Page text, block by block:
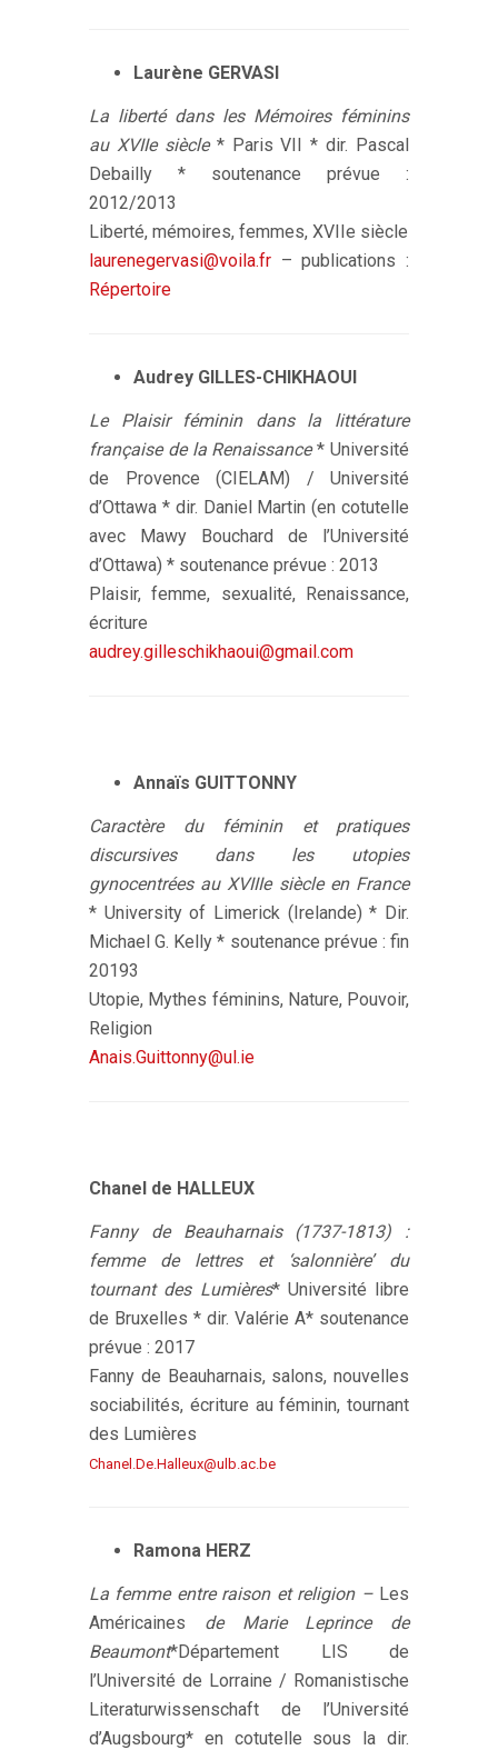
Laurène GERVASI
La liberté dans les Mémoires féminins
au XVIIe siècle * Paris VII * dir. Pascal
Debailly * soutenance prévue :
2012/2013
Liberté, mémoires, femmes, XVIIe siècle
laurenegervasi@voila.fr – publications :
Répertoire
Audrey GILLES-CHIKHAOUI
Le Plaisir féminin dans la littérature
française de la Renaissance* Université
de Provence (CIELAM) / Université
d’Ottawa * dir. Daniel Martin (en cotutelle
avec Mawy Bouchard de l’Université
d’Ottawa) * soutenance prévue : 2013
Plaisir, femme, sexualité, Renaissance,
écriture
audrey.gilleschikhaoui@gmail.com
Annaïs GUITTONNY
Caractère du féminin et pratiques
discursives dans les utopies
gynocentrées au XVIIIe siècle en France
* University of Limerick (Irelande) * Dir.
Michael G. Kelly * soutenance prévue : fin
20193
Utopie, Mythes féminins, Nature, Pouvoir,
Religion
Anais.Guittonny@ul.ie
Chanel de HALLEUX
Fanny de Beauharnais (1737-1813) :
femme de lettres et ‘salonnière’ du
tournant des Lumières* Université libre
de Bruxelles * dir. Valérie A* soutenance
prévue : 2017
Fanny de Beauharnais, salons, nouvelles
sociabilités, écriture au féminin, tournant
des Lumières
Chanel.De.Halleux@ulb.ac.be
Ramona HERZ
La femme entre raison et religion – Les
Américaines de Marie Leprince de
Beaumont*Département LIS de
l’Université de Lorraine / Romanistische
Literaturwissenschaft de l’Université
d’Augsbourg* en cotutelle sous la dir.